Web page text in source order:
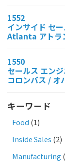
1552
インサイド セ
Atlanta アトラ
1550
セールス エン
コロンバス / オ
キーワード
Food (1)
Inside Sales (2)
Manufacturing